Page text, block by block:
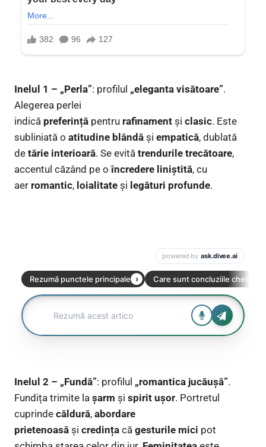
Inelul 1 – „Perla”: profilul „eleganta visătoare”.
Alegerea perlei
indică preferință pentru rafinament și clasic. Este
subliniată o atitudine blândă și empatică, dublată
de tărie interioară. Se evită trendurile trecătoare,
accentul căzând pe oîncredere liniștită, cu
aer romantic, loialitate și legături profunde.
Inelul 2 – „Fundă”: profilul „romantica jucăușă”.
Fundița trimite la șarm și spirit ușor. Portretul
cuprinde căldură, abordare
prietenoasă și credința că gesturile mici pot